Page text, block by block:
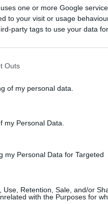
one or more Google
to your visit or usage
party tags to use your data
Outs
of my personal data.
my Personal Data.
my Personal Data for Targeted
Retention, Sale, and/or
with the Purposes for
Cole Ewing
ez az egész olyan, mintha
A tanár a The
óra előtt sebtében összedobott